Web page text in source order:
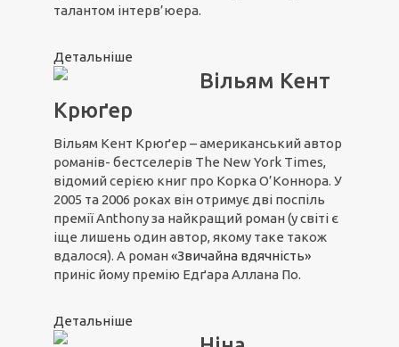
талантом інтерв’юера.
Детальніше
Вільям Кент
Крюґер
Вільям Кент Крюґер – американський автор
романів- бестселерів The New York Times,
відомий серією книг про Корка О’Коннора. У
2005 та 2006 роках він отримує дві поспіль
премії Anthony за найкращий роман (у світі є
іще лишень один автор, якому таке також
вдалося). А роман «Звичайна вдячність»
приніс йому премію Едґара Аллана По.
Детальніше